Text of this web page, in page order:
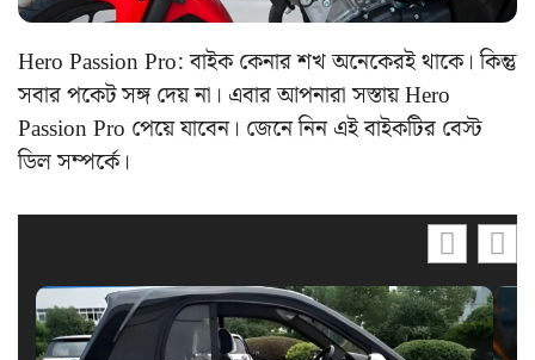
Hero Passion Pro: বাইক কেনার শখ অনেকেরই থাকে। কিন্তু
সবার পকেট সঙ্গ দেয় না। এবার আপনারা সস্তায় Hero
Passion Pro পেয়ে যাবেন। জেনে নিন এই বাইকটির বেস্ট
ডিল সম্পর্কে।